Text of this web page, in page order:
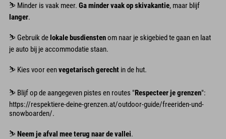
⛷︎ Minder is vaak meer. Ga minder vaak op skivakantie, maar blijf
langer.
⛷︎ Gebruik delokale busdienstenom naar je skigebied te gaan en laat
je auto bij je accommodatie staan.
⛷︎ Kies voor eenvegetarisch gerecht in de hut.
⛷︎ Blijf op de aangegeven pistes en routes "Respecteer je grenzen":
https://respektiere-deine-grenzen.at/outdoor-guide/freeriden-und-
snowboarden/.
⛷︎Neem je afval mee terug naar de vallei.